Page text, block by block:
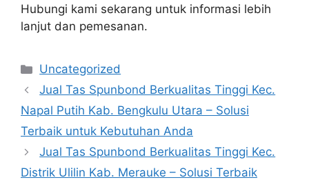
Hubungi kami sekarang untuk informasi lebih
lanjut dan pemesanan.
Categories
Uncategorized
Jual Tas Spunbond Berkualitas Tinggi Kec.
Napal Putih Kab. Bengkulu Utara – Solusi
Terbaik untuk Kebutuhan Anda
Jual Tas Spunbond Berkualitas Tinggi Kec.
Distrik Ulilin Kab. Merauke – Solusi Terbaik